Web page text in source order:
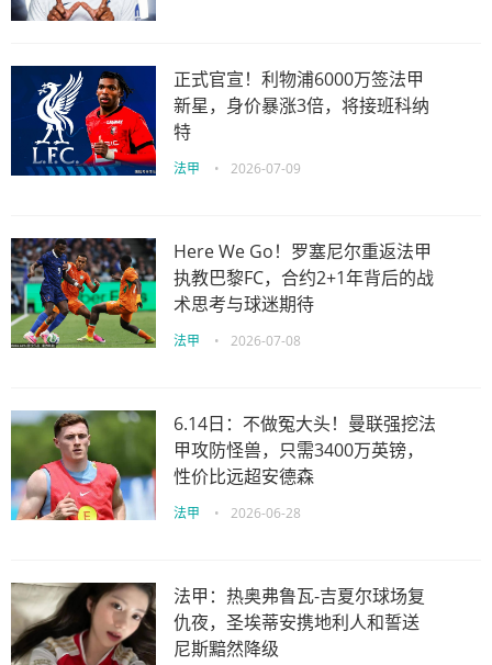
正式官宣！利物浦6000万签法甲
新星，身价暴涨3倍，将接班科纳
特
法甲 • 2026-07-09
Here We Go！罗塞尼尔重返法甲
执教巴黎FC，合约2+1年背后的战
术思考与球迷期待
法甲 • 2026-07-08
6.14日：不做冤大头！曼联强挖法
甲攻防怪兽，只需3400万英镑，
性价比远超安德森
法甲 • 2026-06-28
法甲：热奥弗鲁瓦-吉夏尔球场复
仇夜，圣埃蒂安携地利人和誓送
尼斯黯然降级